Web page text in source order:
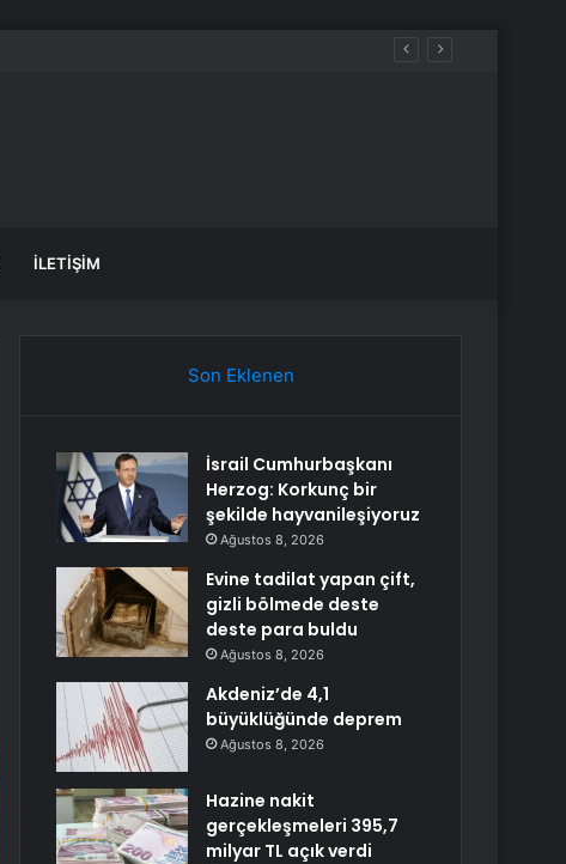
İLETIŞIM
Son Eklenen
İsrail Cumhurbaşkanı
Herzog: Korkunç bir
şekilde hayvanileşiyoruz
Ağustos 8, 2026
Evine tadilat yapan çift,
gizli bölmede deste
deste para buldu
Ağustos 8, 2026
Akdeniz’de 4,1
büyüklüğünde deprem
Ağustos 8, 2026
Hazine nakit
gerçekleşmeleri 395,7
milyar TL açık verdi